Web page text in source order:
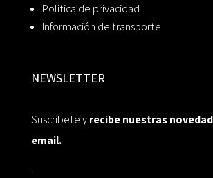
Política de privacidad
Información de transporte
NEWSLETTER
Suscríbete yrecibe nuestras
email.